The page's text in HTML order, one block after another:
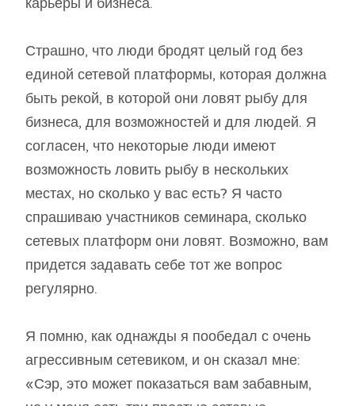
Страшно, что люди бродят целый год без
единой сетевой платформы, которая должна
быть рекой, в которой они ловят рыбу для
бизнеса, для возможностей и для людей. Я
согласен, что некоторые люди имеют
возможность ловить рыбу в нескольких
местах, но сколько у вас есть? Я часто
спрашиваю участников семинара, сколько
сетевых платформ они ловят. Возможно, вам
придется задавать себе тот же вопрос
регулярно.
Я помню, как однажды я пообедал с очень
агрессивным сетевиком, и он сказал мне:
«Сэр, это может показаться вам забавным,